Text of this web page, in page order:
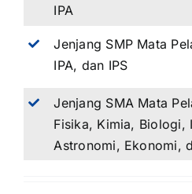
IPA
Jenjang SMP Mata
IPA, dan IPS
Jenjang SMA Mata
Fisika, Kimia, Biologi,
Astronomi, Ekonomi,